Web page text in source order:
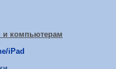
и компьютерам
iPad